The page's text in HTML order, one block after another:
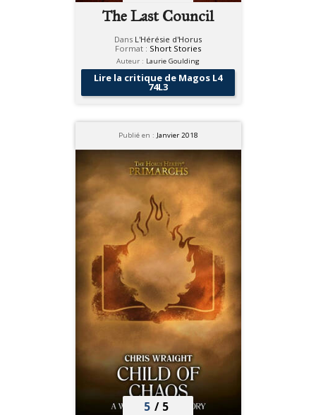
The Last Council
Dans L'Hérésie d'Horus
Format : Short Stories
Auteur : Laurie Goulding
Lire la critique de Magos L4
74L3
Publié en : Janvier 2018
5 / 5